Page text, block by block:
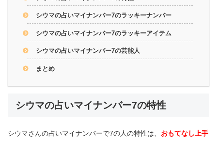
シウマの占いマイナンバー7のラッキーナンバー
シウマの占いマイナンバー7のラッキーアイテム
シウマの占いマイナンバー7の芸能人
まとめ
シウマの占いマイナンバー7の特性
シウマさんの占いマイナンバーで7の人の特性は、 おもてなし上手